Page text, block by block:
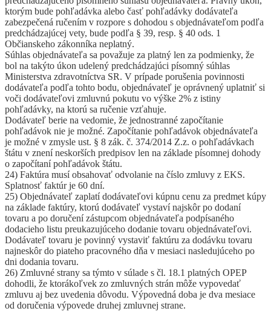
ktorým bude pohľadávka alebo časť pohľadávky dodávateľa
zabezpečená ručením v rozpore s dohodou s objednávateľom podľa
predchádzajúcej vety, bude podľa § 39, resp. § 40 ods. 1
Občianskeho zákonníka neplatný.
Súhlas objednávateľa sa považuje za platný len za podmienky, že
bol na takýto úkon udelený predchádzajúci písomný súhlas
Ministerstva zdravotníctva SR. V prípade porušenia povinnosti
dodávateľa podľa tohto bodu, objednávateľ je oprávnený uplatniť si
voči dodávateľovi zmluvnú pokutu vo výške 2% z istiny
pohľadávky, na ktorú sa ručenie vzťahuje.
Dodávateľ berie na vedomie, že jednostranné započítanie
pohľadávok nie je možné. Započítanie pohľadávok objednávateľa
je možné v zmysle ust. § 8 zák. č. 374/2014 Z.z. o pohľadávkach
štátu v znení neskorších predpisov len na základe písomnej dohody
o započítaní pohľadávok štátu.
24) Faktúra musí obsahovať odvolanie na číslo zmluvy z EKS.
Splatnosť faktúr je 60 dní.
25) Objednávateľ zaplatí dodávateľovi kúpnu cenu za predmet kúpy
na základe faktúry, ktorú dodávateľ vystaví najskôr po dodaní
tovaru a po doručení zástupcom objednávateľa podpísaného
dodacieho listu preukazujúceho dodanie tovaru objednávateľovi.
Dodávateľ tovaru je povinný vystaviť faktúru za dodávku tovaru
najneskôr do piateho pracovného dňa v mesiaci nasledujúceho po
dni dodania tovaru.
26) Zmluvné strany sa týmto v súlade s čl. 18.1 platných OPEP
dohodli, že ktorákoľvek zo zmluvných strán môže vypovedať
zmluvu aj bez uvedenia dôvodu. Výpovedná doba je dva mesiace
od doručenia výpovede druhej zmluvnej strane.